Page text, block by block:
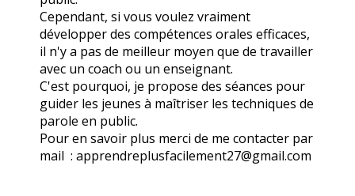
Cependant, si vous voulez vraiment
développer des compétences orales efficaces,
il n'y a pas de meilleur moyen que de travailler
avec un coach ou un enseignant.
C'est pourquoi, je propose des séances pour
guider les jeunes à maîtriser les techniques de
parole en public.
Pour en savoir plus merci de me contacter par
mail : apprendreplusfacilement27@gmail.com